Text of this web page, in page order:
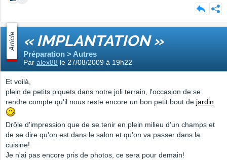
Article « IMPLANTATION »
Préparation > Autres
Par alex88 le 27/08/2009 à 19h22
Et voilà,
plein de petits piquets dans notre joli terrain, l'occasion de se
rendre compte qu'il nous reste encore un bon petit bout de jardin
Drôle d'impression que de se tenir en plein milieu d'un champs et
de se dire qu'on est dans le salon et qu'on va passer dans la
cuisine!
Je n'ai pas encore pris de photos, ce sera pour demain!